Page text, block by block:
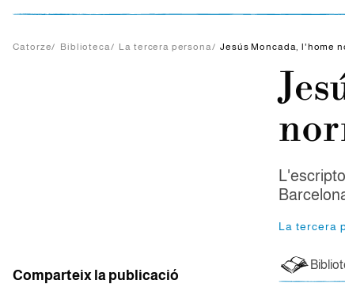
Catorze/ Biblioteca/ La tercera persona/ Jesús Moncada, l'home
La tercera
Comparteix la publicació